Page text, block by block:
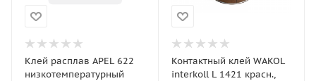
Клей расплав APEL 622
низкотемпературный
Контактный клей WAKOL
interkoll L 1421 красн.,